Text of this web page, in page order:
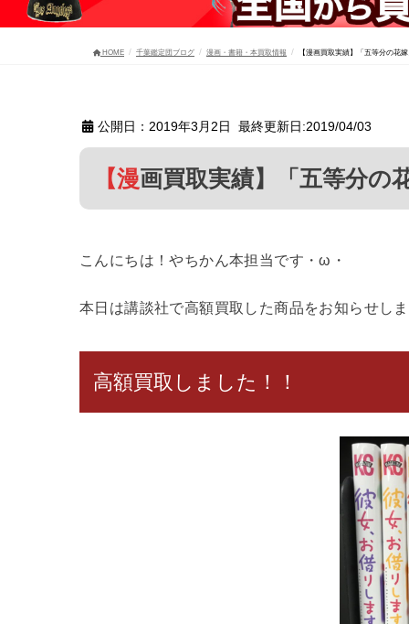
HOME 千葉鑑定団ブログ 漫画・書籍・本買取情報 【漫画買取実績】「五等分の花
公開日：2019年3月2日 最終更新日:2019/04/03
【漫画買取実績】「五等分
こんにちは！やちかん本担当です・ω・
本日は講談社で高額買取した商品をお知らせし
高額買取しました！！